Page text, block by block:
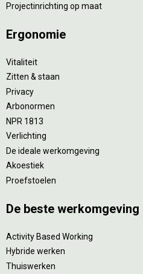
Projectinrichting op maat
Ergonomie
Vitaliteit
Zitten & staan
Privacy
Arbonormen
NPR 1813
Verlichting
De ideale werkomgeving
Akoestiek
Proefstoelen
De beste werkomgeving
Activity Based Working
Hybride werken
Thuiswerken